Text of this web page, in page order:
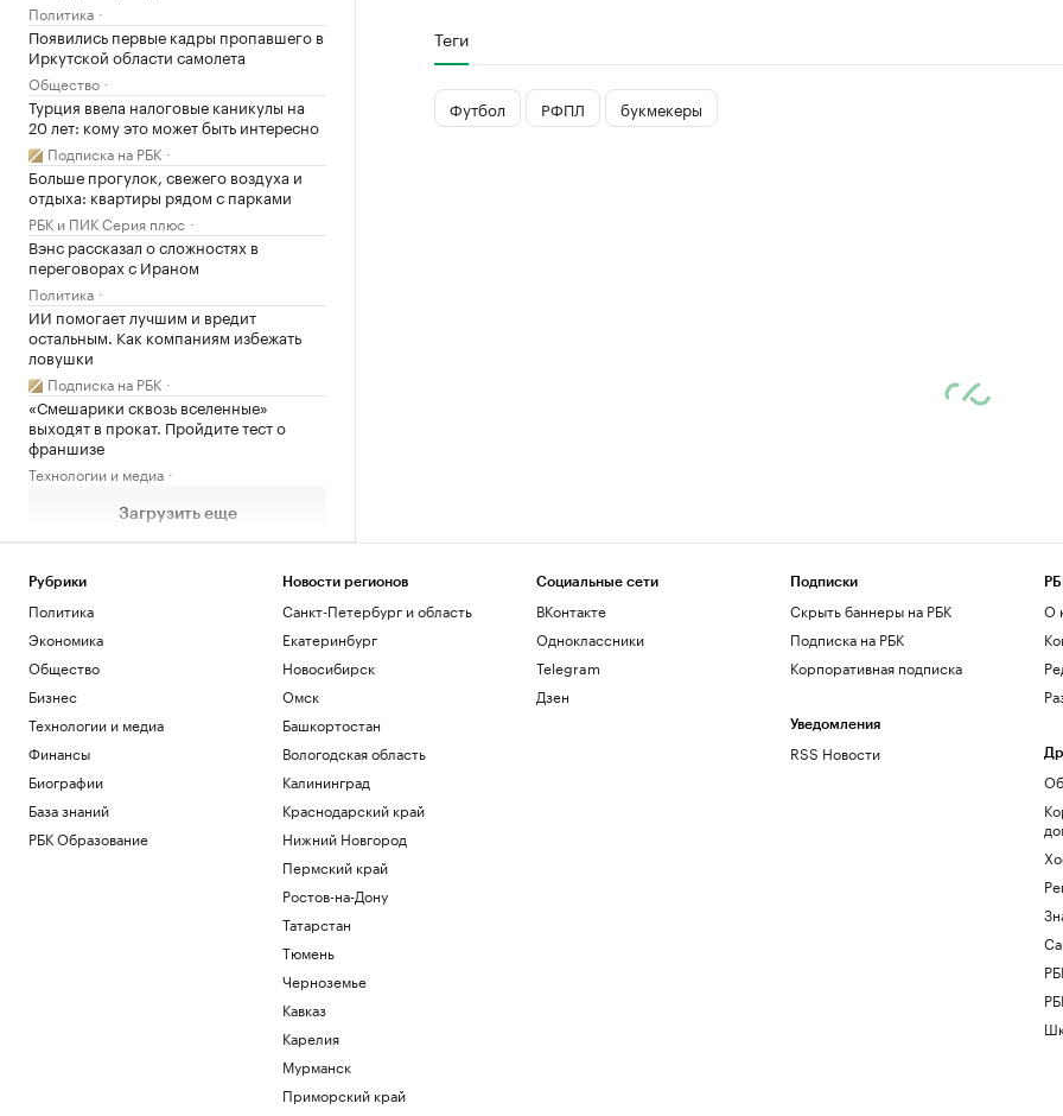
Политика
Появились первые кадры пропавшего в
Иркутской области самолета
Общество
Турция ввела налоговые каникулы на
20 лет: кому это может быть интересно
Подписка на РБК
Больше прогулок, свежего воздуха и
отдыха: квартиры рядом с парками
РБК и ПИК Серия плюс
Вэнс рассказал о сложностях в
переговорах с Ираном
Политика
ИИ помогает лучшим и вредит
остальным. Как компаниям избежать
ловушки
Подписка на РБК
«Смешарики сквозь вселенные»
выходят в прокат. Пройдите тест о
франшизе
Технологии и медиа
Загрузить еще
Теги
Футбол РФПЛ букмекеры
Рубрики
Политика
Экономика
Общество
Бизнес
Технологии и медиа
Финансы
Биографии
База знаний
РБК Образование
Новости регионов
Санкт-Петербург и область
Екатеринбург
Новосибирск
Омск
Башкортостан
Вологодская область
Калининград
Краснодарский край
Нижний Новгород
Пермский край
Ростов-на-Дону
Татарстан
Тюмень
Черноземье
Кавказ
Карелия
Мурманск
Приморский край
Социальные сети
ВКонтакте
Одноклассники
Telegram
Дзен
Подписки
Скрыть баннеры на РБК
Подписка на РБК
Корпоративная подписка
Уведомления
RSS Новости
О